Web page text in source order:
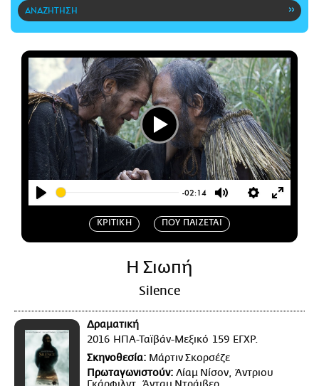
CITY GUIDE
ΑΜΠΑ
PRINT
Play
-02:14
Mute Settings
Enter
Play
ΚΡΙΤΙΚΗ ΠΟΥ ΠΑΙΖΕΤΑΙ
Η Σιωπή
Silence
Δραματική
2016 ΗΠΑ-Ταϊβάν-Μεξικό 159 ΕΓΧΡ.
Σκηνοθεσία: Μάρτιν Σκορσέζε
Πρωταγωνιστούν: Λίαμ Νίσον, Άντριου